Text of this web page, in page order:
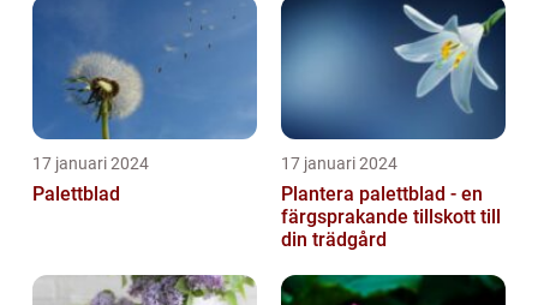
17 januari 2024
Palettblad
17 januari 2024
Plantera palettblad - en
färgsprakande tillskott till
din trädgård